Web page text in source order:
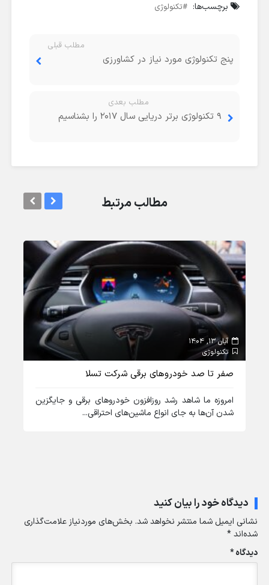
برچسب‌ها: تکنولوژی
مطلب قبلی
پنج تکنولوژی مورد نیاز در کشاورزی
مطلب بعدی
9 تکنولوژی برتر دریایی سال 2017 را بشناسیم
مطالب مرتبط
آبان 13, 1404
تکنولوژی
صفر تا صد خودروهای برقی شرکت تسلا
امروزه ما شاهد رشد روز‌افزون خودروهای برقی و جایگزین‌‌
شدن آن‌ها به جای انواع ماشین‌های احتراقی...
دیدگاه خود را بیان کنید
نشانی ایمیل شما منتشر نخواهد شد. بخش‌های موردنیاز علامت‌گذاری
شده‌اند*
دیدگاه*